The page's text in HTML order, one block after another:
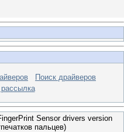
Поиск драйверов
Sensor drivers version
пальцев)